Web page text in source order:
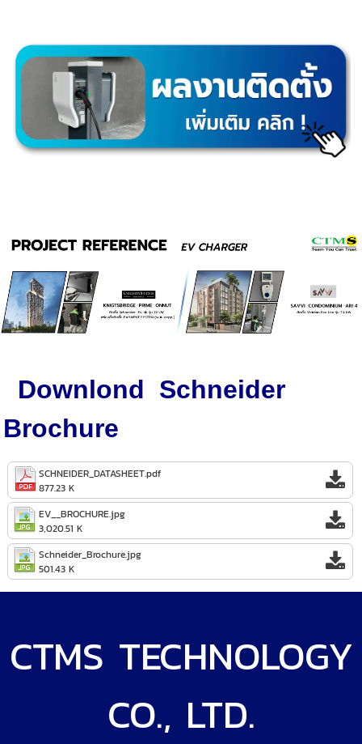
Downlond Schneider
Brochure
SCHNEIDER_DATASHEET.pdf
877.23 K
EV__BROCHURE.jpg
3,020.51 K
Schneider_Brochure.jpg
501.43 K
CTMS TECHNOLOGY
CO., LTD.